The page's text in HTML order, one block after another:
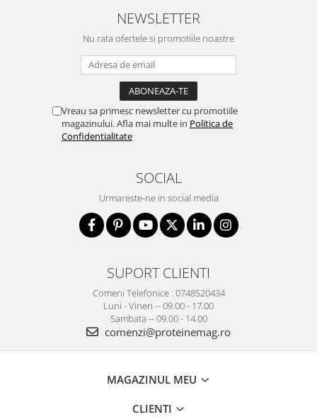
NEWSLETTER
Nu rata ofertele si promotiile noastre
Vreau sa primesc newsletter cu promotiile
magazinului. Afla mai multe in Politica de
Confidentialitate
SOCIAL
Urmareste-ne in social media
SUPORT CLIENTI
Comeni Telefonice : 0748520434
Luni - Vineri -- 09.00 - 17.00
Sambata -- 09.00 - 14.00
comenzi@proteinemag.ro
MAGAZINUL MEU
CLIENTI